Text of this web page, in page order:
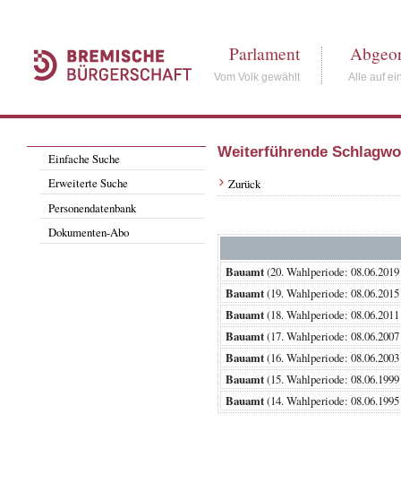
Parlament
Vom Volk gewählt Alle auf
Einfache Suche
Erweiterte Suche
Personendatenbank
Dokumenten-Abo
Weiterführende
Zurück
Bauamt(20. Wahlperiode:
Bauamt(19. Wahlperiode:
Bauamt(18. Wahlperiode:
Bauamt(17. Wahlperiode:
Bauamt(16. Wahlperiode:
Bauamt(15. Wahlperiode:
Bauamt(14. Wahlperiode: